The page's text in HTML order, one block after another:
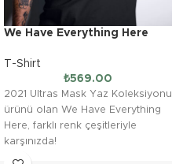
We Have Everything Here
T-Shirt
₺569.00
2021 Ultras Mask Yaz Koleksiyonu
ürünü olan We Have Everything
Here, farklı renk çeşitleriyle
karşınızda!